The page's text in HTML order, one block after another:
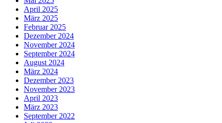
April 2025
März 2025
Februar 2025
Dezember 2024
November 2024
September 2024
August 2024
März 2024
Dezember 2023
November 2023
April 2023
März 2023
September 2022